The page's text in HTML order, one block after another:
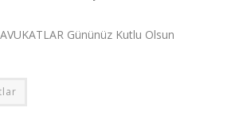
Gününüz Kutlu Olsun